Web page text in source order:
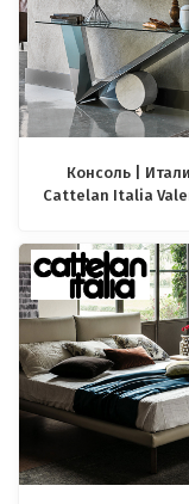
Консоль |
Cattelan Italia